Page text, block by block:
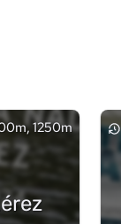
1250m